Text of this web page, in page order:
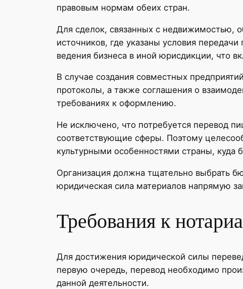
правовым нормам обеих стран.
Для сделок, связанных с недвижимостью,
источников, где указаны условия
ведения бизнеса в иной юрисдикции, что
В случае создания совместных
протоколы, а также соглашения о
требованиях к оформлению.
Не исключено, что потребуется перевод
соответствующие сферы. Поэтому
культурными особенностями страны, куда
Организация должна тщательно выбрать
юридическая сила материалов напрямую
Требования к
Для достижения юридической силы
первую очередь, перевод необходимо
данной деятельности.